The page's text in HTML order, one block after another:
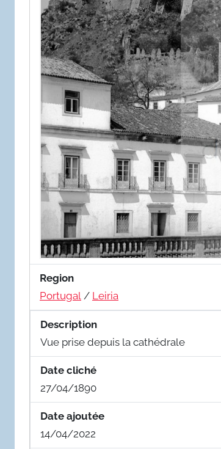
Region
Portugal / Leiria
Description
Vue prise depuis la cathédrale
Date cliché
27/04/1890
Date ajoutée
14/04/2022